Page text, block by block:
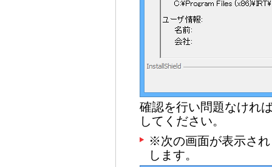
確認を行い問題なけれ
してください。
※次の画面が表示さ
します。